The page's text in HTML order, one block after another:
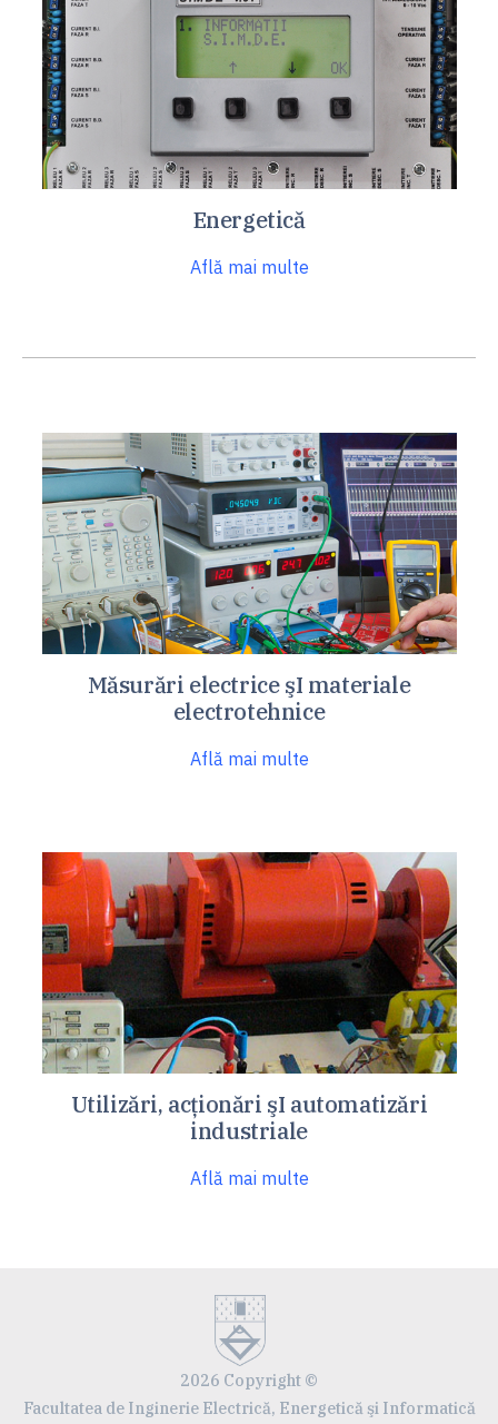
Energetică
Află mai multe
Măsurări electrice şI materiale
electrotehnice
Află mai multe
Utilizări, acţionări şI automatizări
industriale
Află mai multe
2026 Copyright ©
Facultatea de Inginerie Electrică, Energetică şi Informatică